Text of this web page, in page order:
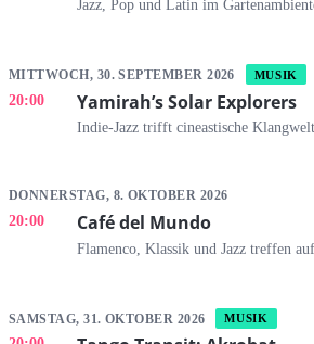
Jazz, Pop und Latin im
MITTWOCH, 30. SEPTEMBER 2026 MUSIK
20:00 Yamirah’s Solar Explorers
Indie-Jazz trifft cineastische
DONNERSTAG, 8. OKTOBER 2026
20:00 Café del Mundo
Flamenco, Klassik und Jazz treffen
SAMSTAG, 31. OKTOBER 2026 MUSIK